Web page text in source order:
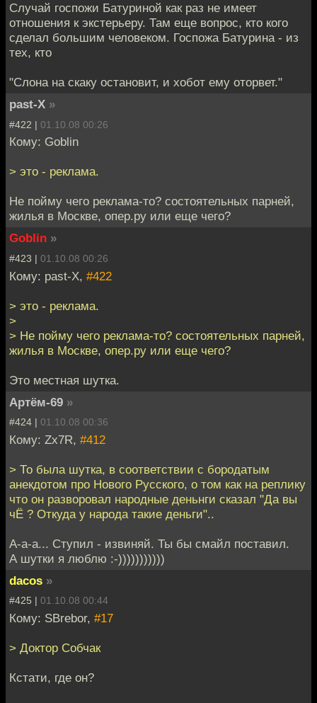
Случай госпожи Батуриной как раз не имеет
отношения к экстерьеру. Там еще вопрос, кто кого
сделал большим человеком. Госпожа Батурина - из
тех, кто
"Слона на скаку остановит, и хобот ему оторвет."
past-X »
#422 | 01.10.08 00:26
Кому: Goblin
> это - реклама.
Не пойму чего реклама-то? состоятельных парней,
жилья в Москве, опер.ру или еще чего?
Goblin »
#423 | 01.10.08 00:26
Кому: past-X, #422
> это - реклама.
>
> Не пойму чего реклама-то? состоятельных парней,
жилья в Москве, опер.ру или еще чего?
Это местная шутка.
Артём-69 »
#424 | 01.10.08 00:36
Кому: Zx7R, #412
> То была шутка, в соответствии с бородатым
анекдотом про Нового Русского, о том как на реплику
что он разворовал народные деньнги сказал "Да вы
чЁ ? Откуда у народа такие деньги"..
А-а-а... Ступил - извиняй. Ты бы смайл поставил.
А шутки я люблю :-)))))))))))
dacos »
#425 | 01.10.08 00:44
Кому: SBrebor, #17
> Доктор Собчак
Кстати, где он?